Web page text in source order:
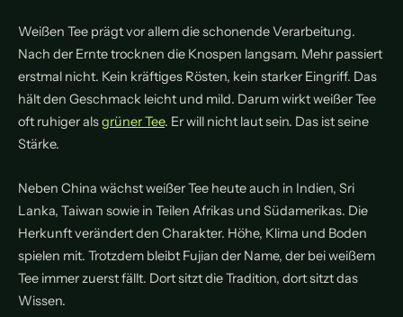
Weißen Tee prägt vor allem die schonende Verarbeitung.
Nach der Ernte trocknen die Knospen langsam. Mehr passiert
erstmal nicht. Kein kräftiges Rösten, kein starker Eingriff. Das
hält den Geschmack leicht und mild. Darum wirkt weißer Tee
oft ruhiger alsgrüner Tee. Er will nicht laut sein. Das ist seine
Stärke.
Neben China wächst weißer Tee heute auch in Indien, Sri
Lanka, Taiwan sowie in Teilen Afrikas und Südamerikas. Die
Herkunft verändert den Charakter. Höhe, Klima und Boden
spielen mit. Trotzdem bleibt Fujian der Name, der bei weißem
Tee immer zuerst fällt. Dort sitzt die Tradition, dort sitzt das
Wissen.